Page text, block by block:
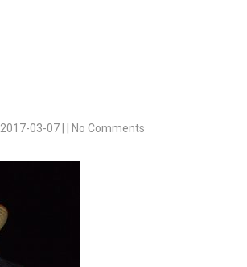
2017-03-07 No Comments